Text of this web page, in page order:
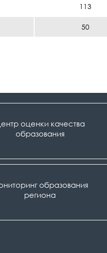
113
50
оценки качества
образования
образования
региона